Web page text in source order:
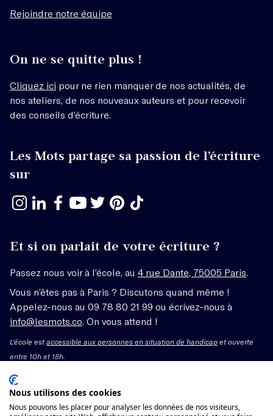
Rejoindre notre équipe
On ne se quitte plus !
Cliquez ici pour ne rien manquer de nos actualités, de
nos ateliers, de nos nouveaux auteurs et pour recevoir
des conseils d’écriture.
Les Mots partage sa passion de l’écriture
sur
Et si on parlait de votre écriture ?
Passez nous voir à l’école, au 4 rue Dante, 75005 Paris
Vous n’êtes pas à Paris ? Discutons quand même !
Appelez-nous au 09 78 80 21 99 ou écrivez-nous à
info@lesmots.co . On vous attend !
L'école estaccessible aux personnes en situation de handicap et ouverte
entre 10h et 18h.
Mentions légales – CGV
Nous utilisons des cookies
Nous pouvons les placer pour analyser les données de nos visiteurs,